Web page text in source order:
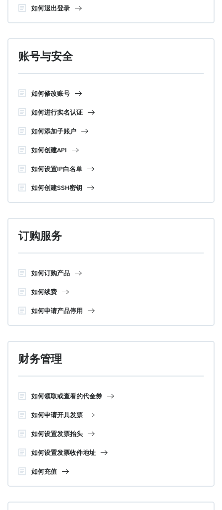
如何退出登录
账号与安全
如何修改账号
如何进行实名认证
如何添加子账户
如何创建API
如何设置IP白名单
如何创建SSH密钥
订购服务
如何订购产品
如何续费
如何申请产品停用
财务管理
如何领取或查看的代金券
如何申请开具发票
如何设置发票抬头
如何设置发票收件地址
如何充值